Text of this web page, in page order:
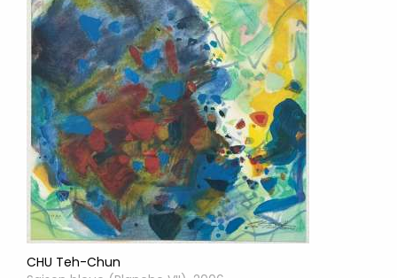
CHU Teh-Chun